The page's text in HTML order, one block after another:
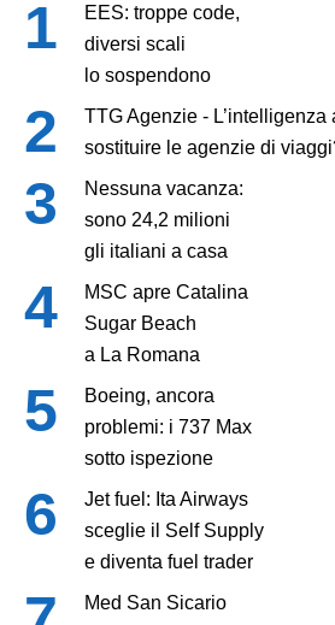
EES: troppe code,
diversi scali
lo sospendono
TTG Agenzie - L’intelligenza
sostituire le agenzie di
Nessuna vacanza:
sono 24,2 milioni
gli italiani a casa
MSC apre Catalina
Sugar Beach
a La Romana
Boeing, ancora
problemi: i 737 Max
sotto ispezione
Jet fuel: Ita Airways
sceglie il Self Supply
e diventa fuel trader
Med San Sicario